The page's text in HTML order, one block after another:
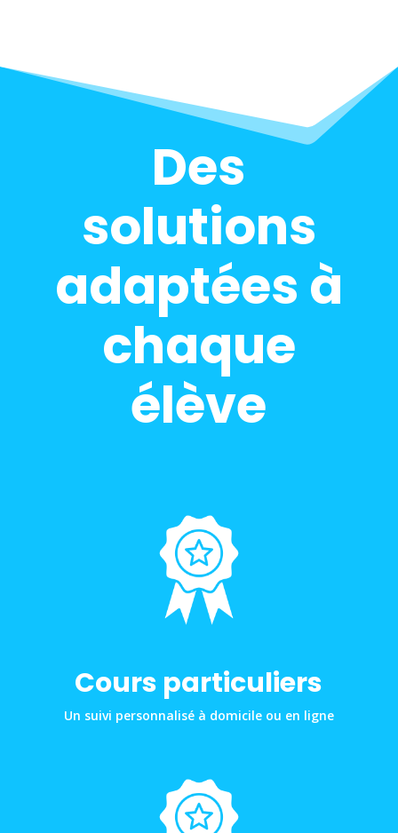
Des
solutions
adaptées à
chaque
élève
Cours particuliers
Un suivi personnalisé à domicile ou en ligne